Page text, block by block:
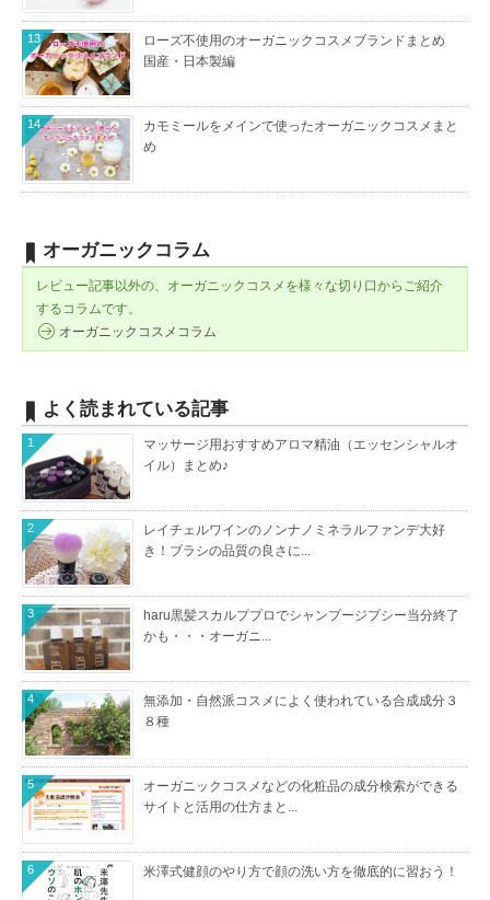
ローズ不使用のオーガニックコスメブランドまとめ
国産・日本製編
13
カモミールをメインで使ったオーガニックコスメまと
め
14
オーガニックコラム
レビュー記事以外の、オーガニックコスメを様々な切り口からご紹介
するコラムです。
オーガニックコスメコラム
よく読まれている記事
マッサージ用おすすめアロマ精油（エッセンシャルオ
イル）まとめ♪
1
レイチェルワインのノンナノミネラルファンデ大好
き！ブラシの品質の良さに...
2
haru黒髪スカルププロでシャンプージプシー当分終了
かも・・・オーガニ...
3
無添加・自然派コスメによく使われている合成成分３
８種
4
オーガニックコスメなどの化粧品の成分検索ができる
サイトと活用の仕方まと...
5
米澤式健顔のやり方で顔の洗い方を徹底的に習おう！
6